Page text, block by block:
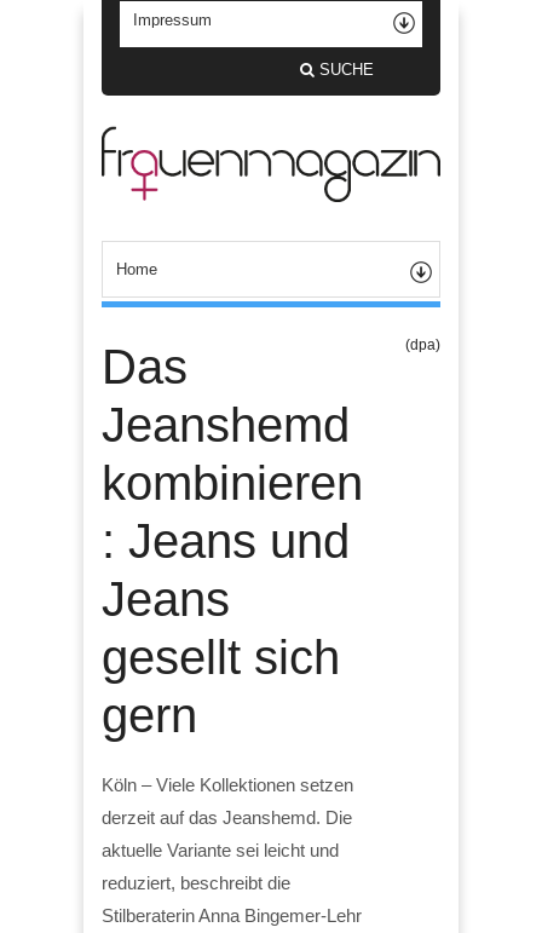
SUCHE
Das
Jeanshemd
kombinieren
: Jeans und
Jeans
gesellt sich
gern
(dpa)
Köln – Viele Kollektionen setzen
derzeit auf das Jeanshemd. Die
aktuelle Variante sei leicht und
reduziert, beschreibt die
Stilberaterin Anna Bingemer-Lehr